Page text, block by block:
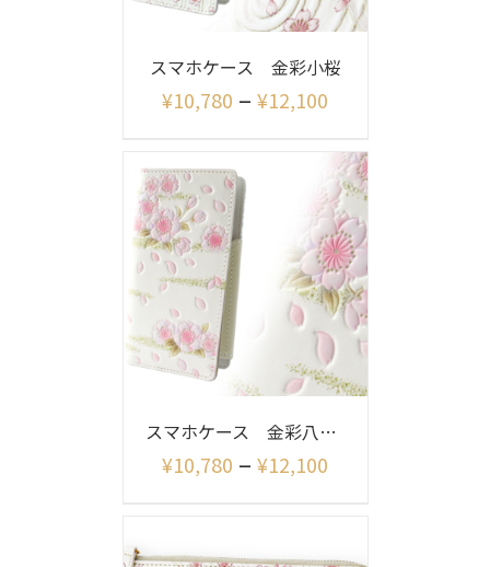
スマホケース 金彩小桜
¥10,780 – ¥12,100
スマホケース 金彩八重桜
¥10,780 – ¥12,100